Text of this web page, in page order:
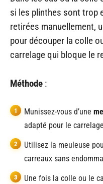
si les plinthes sont trop
retirées manuellement,
pour découper la colle
carrelage qui bloque le
Méthode :
Munissez-vous d’une
adapté pour le
Utilisez la meuleuse
carreaux sans
Une fois la colle ou le